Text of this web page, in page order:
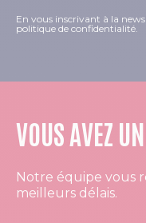
En vous inscrivant à la
politique de confidentialité.
VOUS AVEZ
Notre équipe vous
meilleurs délais.